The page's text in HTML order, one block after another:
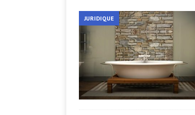
JURIDIQUE